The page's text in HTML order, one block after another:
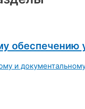
обеспечению